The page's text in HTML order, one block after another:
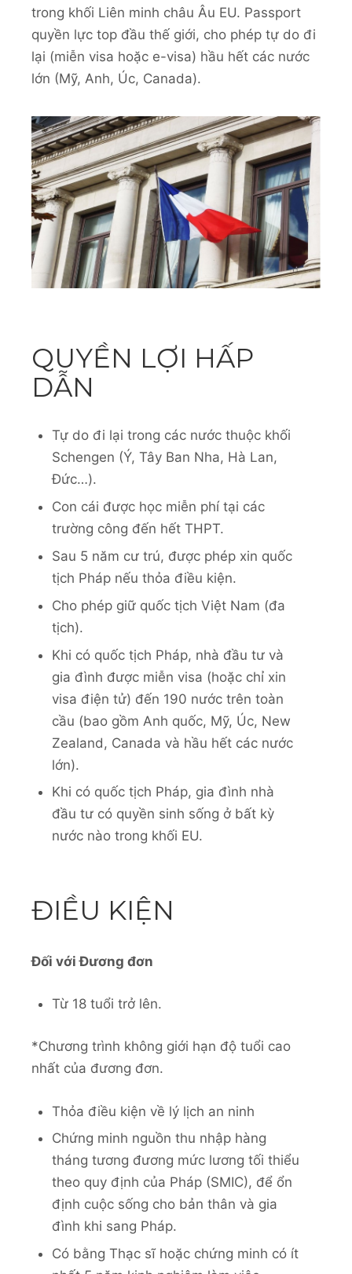
trong khối Liên minh châu Âu EU. Passport
quyền lực top đầu thế giới, cho phép tự do đi
lại (miễn visa hoặc e-visa) hầu hết các nước
lớn (Mỹ, Anh, Úc, Canada).
QUYỀN LỢI HẤP
DẪN
Tự do đi lại trong các nước thuộc khối
Schengen (Ý, Tây Ban Nha, Hà Lan,
Đức…).
Con cái được học miễn phí tại các
trường công đến hết THPT.
Sau 5 năm cư trú, được phép xin quốc
tịch Pháp nếu thỏa điều kiện.
Cho phép giữ quốc tịch Việt Nam (đa
tịch).
Khi có quốc tịch Pháp, nhà đầu tư và
gia đình được miễn visa (hoặc chỉ xin
visa điện tử) đến 190 nước trên toàn
cầu (bao gồm Anh quốc, Mỹ, Úc, New
Zealand, Canada và hầu hết các nước
lớn).
Khi có quốc tịch Pháp, gia đình nhà
đầu tư có quyền sinh sống ở bất kỳ
nước nào trong khối EU.
ĐIỀU KIỆN
Đối với Đương đơn
Từ 18 tuổi trở lên.
*Chương trình không giới hạn độ tuổi cao
nhất của đương đơn.
Thỏa điều kiện về lý lịch an ninh
Chứng minh nguồn thu nhập hàng
tháng tương đương mức lương tối thiểu
theo quy định của Pháp (SMIC), để ổn
định cuộc sống cho bản thân và gia
đình khi sang Pháp.
Có bằng Thạc sĩ hoặc chứng minh có ít